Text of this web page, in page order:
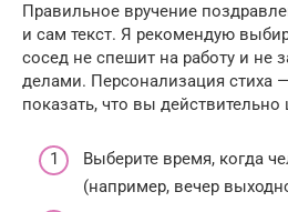
Правильное вручение
и сам текст. Я рекомендую
сосед не спешит на работу и не
делами. Персонализация стиха
показать, что вы действительно
Выберите время, когда
(например, вечер